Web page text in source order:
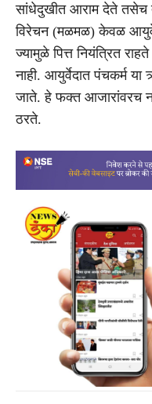
सांधेदुखीत आराम देते तसेच
विरेचन (मळमळ) केवळ
ज्यामुळे पित्त नियंत्रित
नाही. आयुर्वेदात पंचकर्म
जाते. हे फक्त आजारांवरच
ठरते.